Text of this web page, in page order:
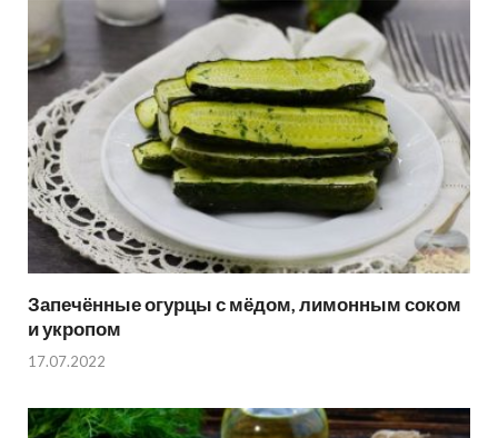
Запечённые огурцы с мёдом, лимонным соком
и укропом
17.07.2022